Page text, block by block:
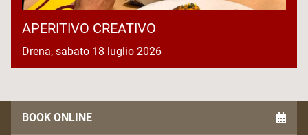
APERITIVO CREATIVO
Drena, sabato 18 luglio 2026
BOOK ONLINE